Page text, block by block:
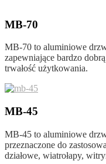
MB-70
MB-70 to aluminiowe
zapewniające bardzo
trwałość użytkowania.
MB-45
MB-45 to aluminiowe
przeznaczone do
działowe, wiatrołapy,